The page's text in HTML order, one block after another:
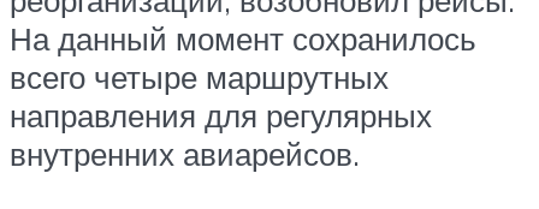
На данный момент сохранилось
всего четыре маршрутных
направления для регулярных
внутренних авиарейсов.